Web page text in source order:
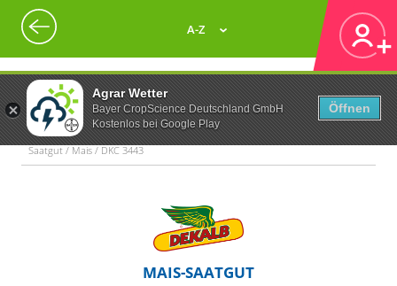
Agrar Wetter
Bayer CropScience Deutschland GmbH
Kostenlos bei Google Play
Öffnen
A-Z
Saatgut / Mais / DKC 3443
MAIS-SAATGUT